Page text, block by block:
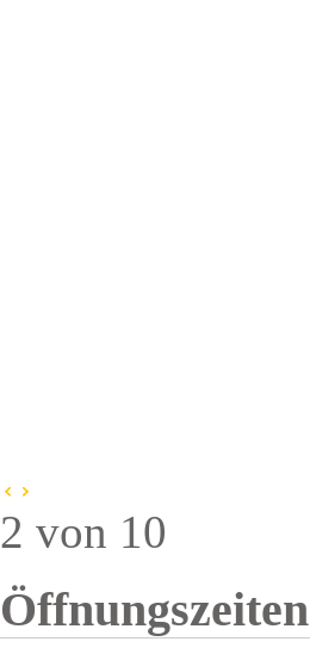
2 von 10
Öffnungszeiten